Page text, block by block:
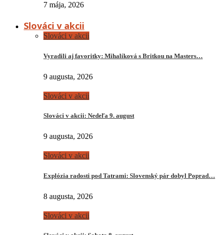
7 mája, 2026
Slováci v akcii
Slováci v akcii
Vyradili aj favoritky: Mihalíková s Britkou na Masters…
9 augusta, 2026
Slováci v akcii
Slováci v akcii: Nedeľa 9. august
9 augusta, 2026
Slováci v akcii
Explózia radosti pod Tatrami: Slovenský pár dobyl Poprad…
8 augusta, 2026
Slováci v akcii